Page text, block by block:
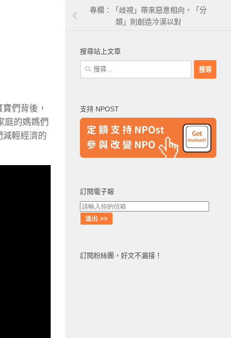
們背後，
庭的媽媽們
輕經濟的
專欄：「歧視」帶來惡意相向，「分
類」則創造冷漠以對
搜尋站上文章
搜
尋
字:
支持 NPOST
訂閱電子報
訂閱粉絲團，好文不漏接！